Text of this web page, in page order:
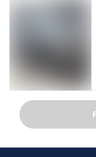
Cdmx y Edo
Borrar todo